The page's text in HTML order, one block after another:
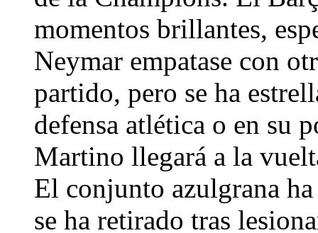
momentos brillantes,
Neymar empatase con
partido, pero se ha
defensa atlética o en su
Martino llegará a la
El conjunto azulgrana
se ha retirado tras